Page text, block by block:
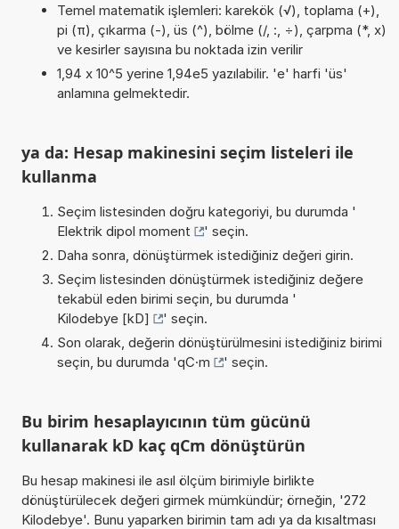
Temel matematik işlemleri: karekök (√), toplama (+),
pi (π), çıkarma (-), üs (^), bölme (/, :, ÷), çarpma (*, x)
ve kesirler sayısına bu noktada izin verilir
1,94 x 10^5 yerine 1,94e5 yazılabilir. 'e' harfi 'üs'
anlamına gelmektedir.
ya da: Hesap makinesini seçim listeleri ile
kullanma
Seçim listesinden doğru kategoriyi, bu durumda '
Elektrik dipol moment
' seçin.
Daha sonra, dönüştürmek istediğiniz değeri girin.
Seçim listesinden dönüştürmek istediğiniz değere
tekabül eden birimi seçin, bu durumda '
Kilodebye [kD]
' seçin.
Son olarak, değerin dönüştürülmesini istediğiniz birimi
seçin, bu durumda 'qC·m ' seçin.
Bu birim hesaplayıcının tüm gücünü
kullanarak kD kaç qCm dönüştürün
Bu hesap makinesi ile asıl ölçüm birimiyle birlikte
dönüştürülecek değeri girmek mümkündür; örneğin, '272
Kilodebye'. Bunu yaparken birimin tam adı ya da kısaltması